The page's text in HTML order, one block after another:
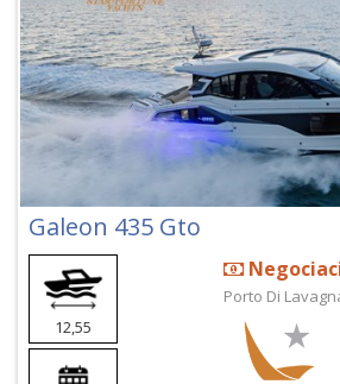
Galeon 435 Gto
12,55
Porto Di